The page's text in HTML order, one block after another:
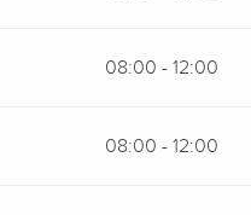
08:00 - 12:00
08:00 - 12:00